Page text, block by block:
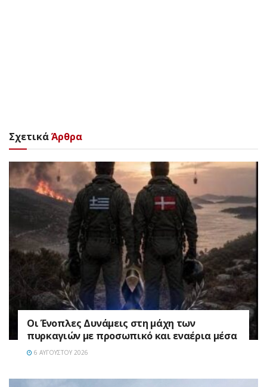
ΣχετικάΆρθρα
Οι Ένοπλες Δυνάμεις στη μάχη των
πυρκαγιών με προσωπικό και εναέρια μέσα
6 ΑΥΓΟΎΣΤΟΥ 2026